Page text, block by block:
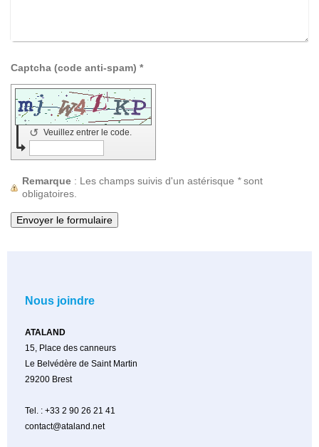
Captcha (code anti-spam) *
Veuillez entrer le code.
↺
Remarque : Les champs suivis d'un astérisque *sont
obligatoires.
Nous joindre
ATALAND
15, Place des canneurs
Le Belvédère de Saint Martin
29200 Brest
Tel. : +33 2 90 26 21 41
contact@ataland.net